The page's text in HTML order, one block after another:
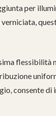
per
flessibilità
consente